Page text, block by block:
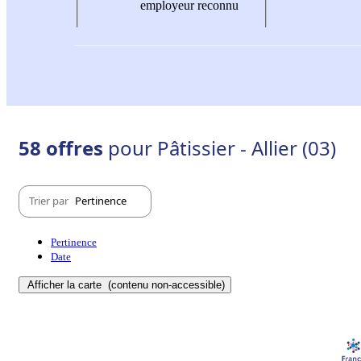
employeur reconnu
58 offres pour Pâtissier - Allier (03)
Trier par Pertinence
Pertinence
Date
Afficher la carte (contenu non-accessible)